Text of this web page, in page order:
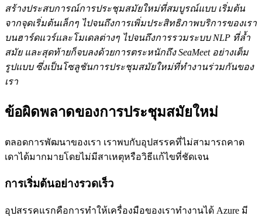
สร้างประสบการณ์การประชุมสมัยใหม่ที่สมบูรณ์แบบ เริ่มต้น
จากจุดเริ่มต้นเล็กๆ ไปจนถึงการเพิ่มประสิทธิภาพบริการของเรา
บนฮาร์ดแวร์และโมเดลต่างๆ ไปจนถึงการรวมระบบ NLP ที่ล้ำ
สมัย และสุดท้ายก็จบลงด้วยการตระหนักถึง SeaMeet อย่างเต็ม
รูปแบบ ซึ่งเป็นโซลูชันการประชุมสมัยใหม่ที่ทำงานร่วมกันของ
เรา
ข้อผิดพลาดของการประชุมสมัยใหม่
ตลอดการพัฒนาของเรา เราพบกับอุปสรรคที่ไม่สามารถคาด
เดาได้มากมายโดยไม่มีสาเหตุหรือวิธีแก้ไขที่ชัดเจน
การเริ่มต้นอย่างรวดเร็ว
อุปสรรคแรกคือการทำให้เครื่องมือของเราทำงานได้ Azure มี